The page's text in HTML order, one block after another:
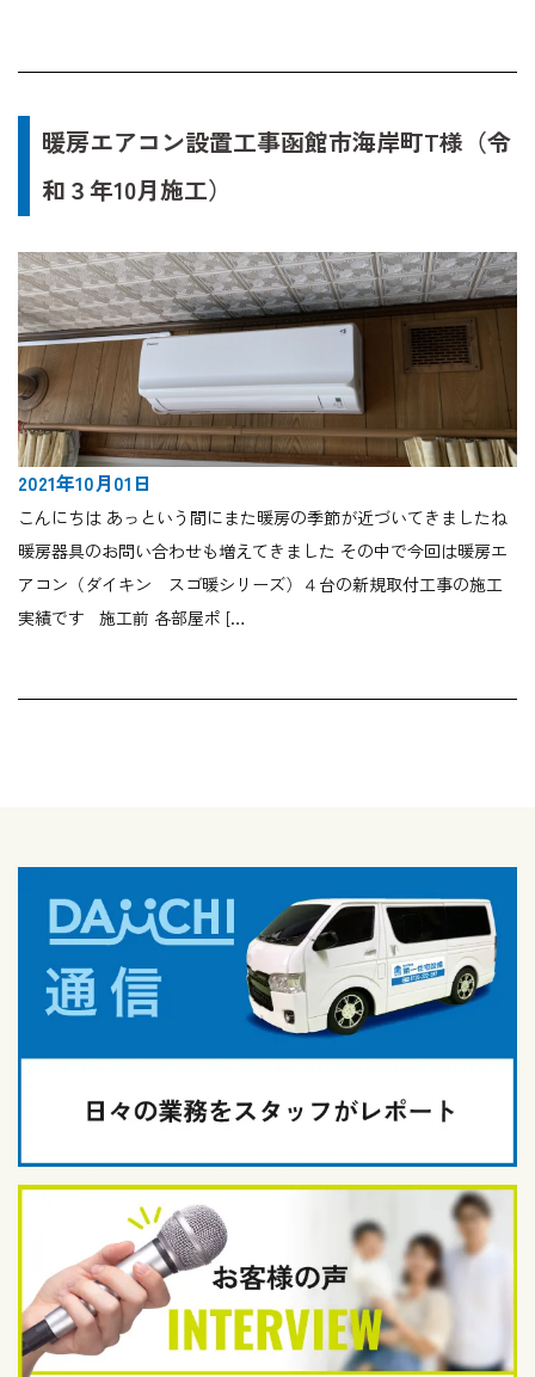
暖房エアコン設置工事函館市海岸町T様（令
和３年10月施工）
2021年10月01日
こんにちは あっという間にまた暖房の季節が近づいてきましたね
暖房器具のお問い合わせも増えてきました その中で今回は暖房エ
アコン（ダイキン スゴ暖シリーズ）４台の新規取付工事の施工
実績です 施工前 各部屋ポ […